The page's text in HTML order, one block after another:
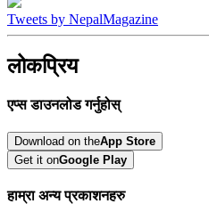
Tweets by NepalMagazine
लोकप्रिय
एप्स डाउनलोड गर्नुहोस्
Download on theApp Store
Get it onGoogle Play
हाम्रा अन्य प्रकाशनहरु